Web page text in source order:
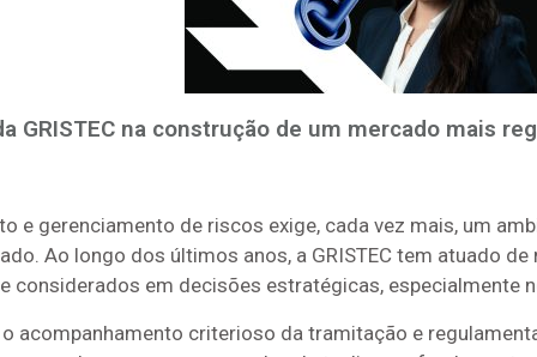
GRISTEC na construção de um mercado mais
e gerenciamento de riscos exige, cada vez mais, um
Ao longo dos últimos anos, a GRISTEC tem atuado
considerados em decisões estratégicas, especialmente
acompanhamento criterioso da tramitação e